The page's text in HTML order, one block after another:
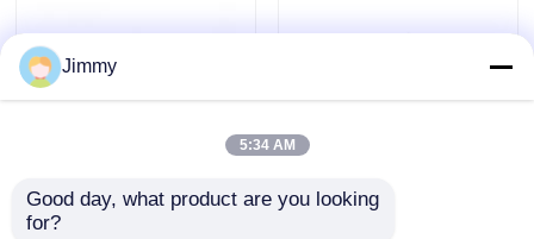
लिथियम पॉलिमर बैटरी
छोटी लीपो बैटरी
UL1642/KC/UN38.3
Jimmy
5:34 AM
Good day, what product are you looking
for?